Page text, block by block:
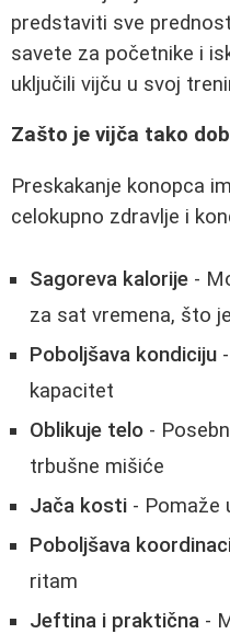
predstaviti sve
savete za početnike i
uključili vijču u svoj
Zašto je vijča tako
Preskakanje konopca
celokupno zdravlje i
Sagoreva kalorije -
za sat vremena, što
Poboljšava kondiciju
kapacitet
Oblikuje telo -
trbušne mišiće
Jača kosti - Pomaže
Poboljšava
ritam
Jeftina i praktična -